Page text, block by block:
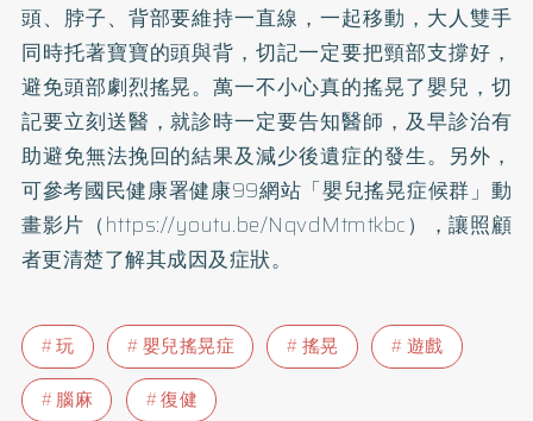
頭、脖子、背部要維持一直線，一起移動，大人雙手
同時托著寶寶的頭與背，切記一定要把頸部支撐好，
避免頭部劇烈搖晃。萬一不小心真的搖晃了嬰兒，切
記要立刻送醫，就診時一定要告知醫師，及早診治有
助避免無法挽回的結果及減少後遺症的發生。另外，
可參考國民健康署健康99網站「嬰兒搖晃症候群」動
畫影片（https://youtu.be/NqvdMtmtkbc），讓照顧
者更清楚了解其成因及症狀。
玩 嬰兒搖晃症 搖晃
遊戲
腦麻
復健